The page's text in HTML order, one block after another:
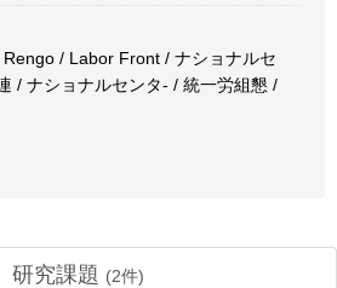
/ Labor Front / ナショナルセ
/ ナショナルセンタ- / 統一労組懇 /
研究課題 (2件)